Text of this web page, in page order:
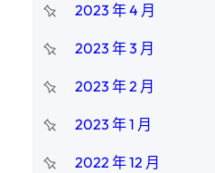
2023 年 4 月
2023 年 3 月
2023 年 2 月
2023 年 1 月
2022 年 12 月